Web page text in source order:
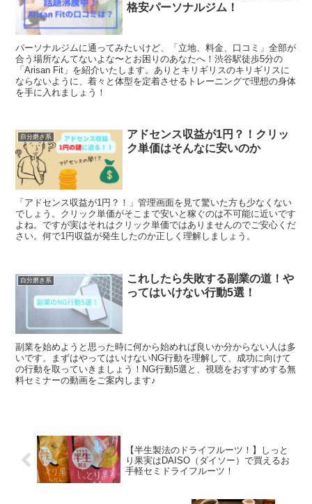
格安パーソナルジム！
パーソナルジムに通ってみたいけど、「立地、料金、口コミ」全部が
合う場所なんてないよな〜とお困りのあなたへ！渋谷駅徒歩5分の
「Arisan Fit」を紹介いたします。ありとキリギリスのキリギリスに
ならないように、着々と体型を定着させるトレーニングで理想の身体
を手に入れましょう！
自分磨き系
アドセンス収益が1円？！クリッ
ク単価はそんなに安いのか
「アドセンス収益が1円？！」管理画面を見て驚いた方も少なくない
でしょう。クリック単価がそこまで安いと稼ぐのは不可能に近いです
よね。ですが実はそれはクリック単価ではありませんのでご安心くだ
さい。何で1円収益が発生したのか正しく理解しましょう。
自分磨き系
これしたら失敗する副業の道！や
ってはいけない行動5選！
副業を始めようと思った時に何から始めれば良いか分からない人は多
いです。まずはやってはいけないNG行動を理解して、成功に向けて
の行動を取っていきましょう！NG行動5選と、視聴をおすすめする無
料セミナーの動画をご案内します♪
【半生製法のドライフルーツ！】しっと
り果実はDAISO（ダイソー）で買えるお
手軽セミドライフルーツ！